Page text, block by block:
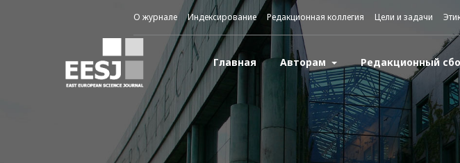
Главная Авторам Редакционный
О журнале Индексирование Редакционная коллегия Цели и задачи